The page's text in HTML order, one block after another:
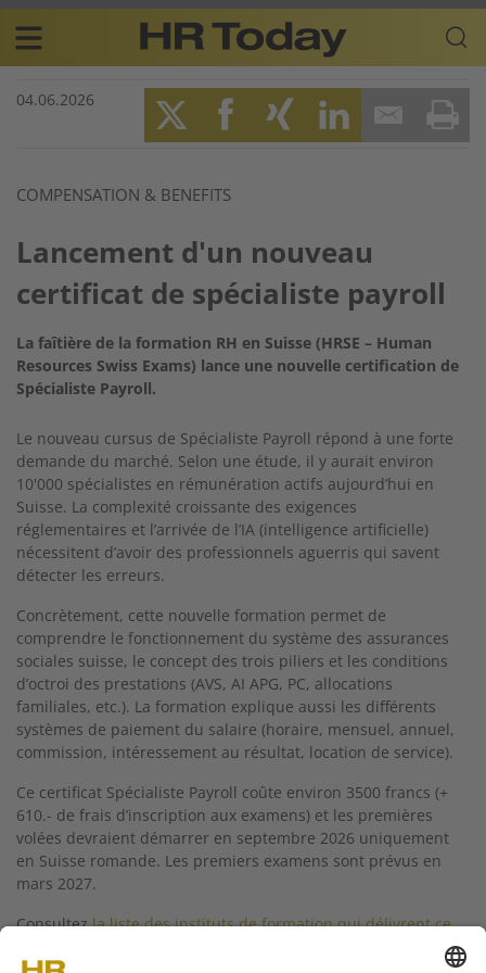
Skip
content
Plattform
für
Resources
navigation
04.06.2026
COMPENSATION & BENEFITS
Lancement d'un nouveau
certificat de spécialiste payroll
La faîtière de la formation RH en Suisse (HRSE – Human
Resources Swiss Exams) lance une nouvelle certification de
Spécialiste Payroll.
Le nouveau cursus de Spécialiste Payroll répond à une forte
demande du marché. Selon une étude, il y aurait environ
10'000 spécialistes en rémunération actifs aujourd’hui en
Suisse. La complexité croissante des exigences
réglementaires et l’arrivée de l’IA (intelligence artificielle)
nécessitent d’avoir des professionnels aguerris qui savent
détecter les erreurs.
Concrètement, cette nouvelle formation permet de
comprendre le fonctionnement du système des assurances
sociales suisse, le concept des trois piliers et les conditions
d’octroi des prestations (AVS, AI APG, PC, allocations
familiales, etc.). La formation explique aussi les différents
systèmes de paiement du salaire (horaire, mensuel, annuel,
commission, intéressement au résultat, location de service).
Ce certificat Spécialiste Payroll coûte environ 3500 francs (+
610.- de frais d’inscription aux examens) et les premières
volées devraient démarrer en septembre 2026 uniquement
en Suisse romande. Les premiers examens sont prévus en
mars 2027.
Consultezla liste des instituts de formation qui délivrent ce